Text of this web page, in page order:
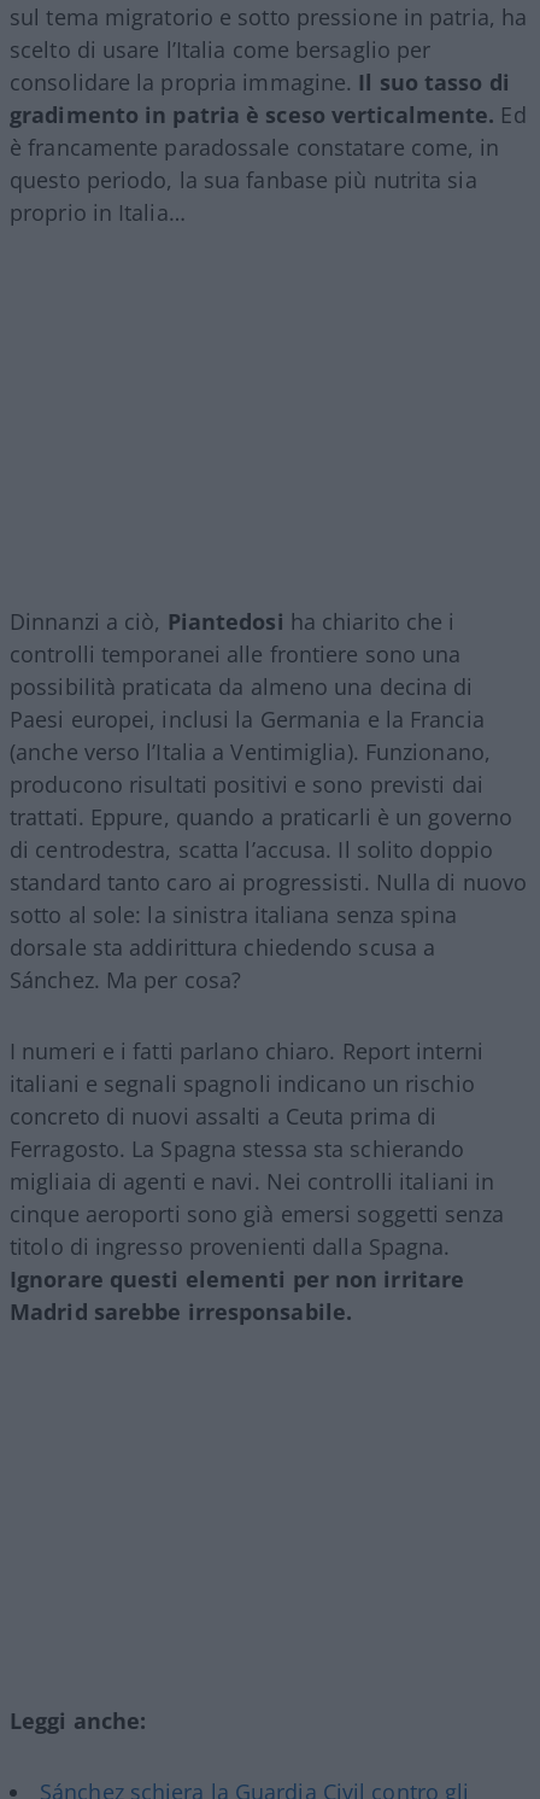
sul tema migratorio e sotto pressione in patria, ha
scelto di usare l’Italia come bersaglio per
consolidare la propria immagine. Il suo tasso di
gradimento in patria è sceso verticalmente. Ed
è francamente paradossale constatare come, in
questo periodo, la sua fanbase più nutrita sia
proprio in Italia…
Dinnanzi a ciò, Piantedosi ha chiarito che i
controlli temporanei alle frontiere sono una
possibilità praticata da almeno una decina di
Paesi europei, inclusi la Germania e la Francia
(anche verso l’Italia a Ventimiglia). Funzionano,
producono risultati positivi e sono previsti dai
trattati. Eppure, quando a praticarli è un governo
di centrodestra, scatta l’accusa. Il solito doppio
standard tanto caro ai progressisti. Nulla di nuovo
sotto al sole: la sinistra italiana senza spina
dorsale sta addirittura chiedendo scusa a
Sánchez. Ma per cosa?
I numeri e i fatti parlano chiaro. Report interni
italiani e segnali spagnoli indicano un rischio
concreto di nuovi assalti a Ceuta prima di
Ferragosto. La Spagna stessa sta schierando
migliaia di agenti e navi. Nei controlli italiani in
cinque aeroporti sono già emersi soggetti senza
titolo di ingresso provenienti dalla Spagna.
Ignorare questi elementi per non irritare
Madrid sarebbe irresponsabile.
Leggi anche:
Sánchez schiera la Guardia Civil contro gli